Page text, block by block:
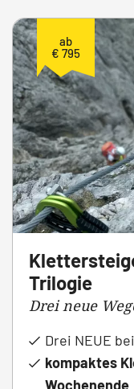
ab
€ 795
Trilogie
Drei neue
Drei NEUE
kompaktes
Wochenende